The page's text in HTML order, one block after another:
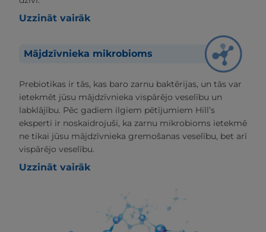
Uzzināt vairāk
Mājdzīvnieka mikrobioms
Prebiotikas ir tās, kas baro zarnu baktērijas, un tās var
ietekmēt jūsu mājdzīvnieka vispārējo veselību un
labklājību. Pēc gadiem ilgiem pētījumiem Hill’s
eksperti ir noskaidrojuši, ka zarnu mikrobioms ietekmē
ne tikai jūsu mājdzīvnieka gremošanas veselību, bet arī
vispārējo veselību.
Uzzināt vairāk